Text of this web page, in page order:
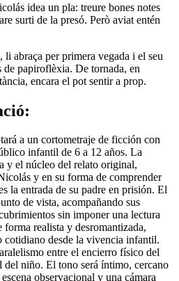
idea un pla: treure bones notes
surti de la presó. Però aviat entén
abraça per primera vegada i el seu
de papiroflèxia. De tornada, en
encara el pot sentir a prop.
a un cortometraje de ficción con
infantil de 6 a 12 años. La
y el núcleo del relato original,
y en su forma de comprender
la entrada de su padre en prisión. El
de vista, acompañando sus
sin imponer una lectura
realista y desromantizada,
cotidiano desde la vivencia infantil.
entre el encierro físico del
del niño. El tono será íntimo, cercano
observacional y una cámara